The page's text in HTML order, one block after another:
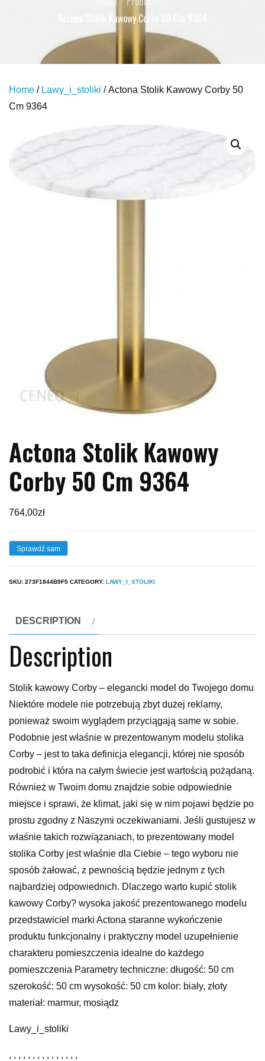
Actona Stolik Kawowy Corby 50 Cm 9364
Home / Lawy_i_stoliki / Actona Stolik Kawowy Corby 50
Cm 9364
Actona Stolik Kawowy
Corby 50 Cm 9364
764,00zł
Sprawdź sam
SKU: 273F1844B9F5 CATEGORY: LAWY_I_STOLIKI
DESCRIPTION
Description
Stolik kawowy Corby – elegancki model do Twojego domu
Niektóre modele nie potrzebują zbyt dużej reklamy,
ponieważ swoim wyglądem przyciągają same w sobie.
Podobnie jest właśnie w prezentowanym modelu stolika
Corby – jest to taka definicja elegancji, której nie sposób
podrobić i która na całym świecie jest wartością pożądaną.
Również w Twoim domu znajdzie sobie odpowiednie
miejsce i sprawi, że klimat, jaki się w nim pojawi będzie po
prostu zgodny z Naszymi oczekiwaniami. Jeśli gustujesz w
właśnie takich rozwiązaniach, to prezentowany model
stolika Corby jest właśnie dla Ciebie – tego wyboru nie
sposób żałować, z pewnością będzie jednym z tych
najbardziej odpowiednich. Dlaczego warto kupić stolik
kawowy Corby? wysoka jakość prezentowanego modelu
przedstawiciel marki Actona staranne wykończenie
produktu funkcjonalny i praktyczny model uzupełnienie
charakteru pomieszczenia idealne do każdego
pomieszczenia Parametry techniczne: długość: 50 cm
szerokość: 50 cm wysokość: 50 cm kolor: biały, złoty
materiał: marmur, mosiądz
Lawy_i_stoliki
, , , , , , , , , , , , , , ,